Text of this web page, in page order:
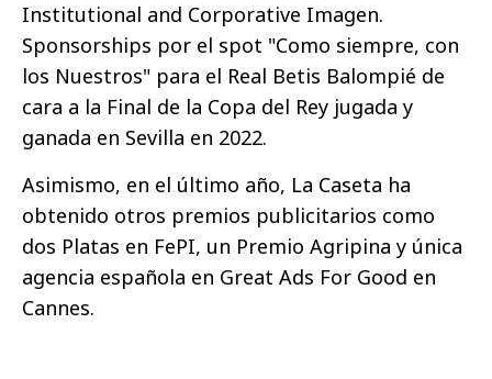
Institutional and Corporative Imagen.
Sponsorships por el spot "Como siempre, con
los Nuestros" para el Real Betis Balompié de
cara a la Final de la Copa del Rey jugada y
ganada en Sevilla en 2022.
Asimismo, en el último año, La Caseta ha
obtenido otros premios publicitarios como
dos Platas en FePI, un Premio Agripina y única
agencia española en Great Ads For Good en
Cannes.